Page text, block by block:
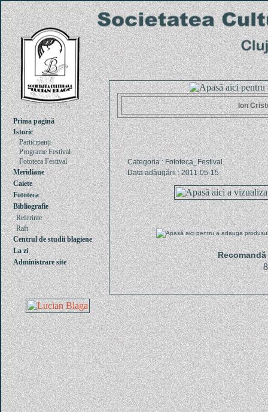
Prima pagină
Istoric
Participanți
Programe Festival
Fototeca Festival
Meridiane
Caiete
Fototeca
Bibliografie
Referințe
Raft
Centrul de studii blagiene
La zi
Administrare site
Ion
Categoria : Fototeca_Festival
Data adăugării : 2011-05-15